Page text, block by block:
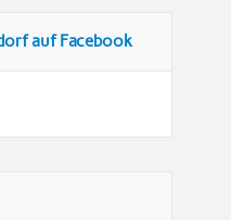
auf Facebook